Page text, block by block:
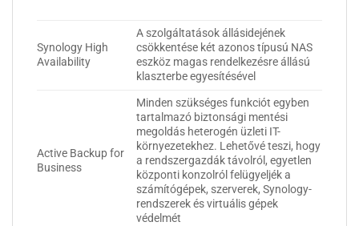
Synology High
Availability
A szolgáltatások állásidejének
csökkentése két azonos típusú NAS
eszköz magas rendelkezésre állású
klaszterbe egyesítésével
Active Backup for
Business
Minden szükséges funkciót egyben
tartalmazó biztonsági mentési
megoldás heterogén üzleti IT-
környezetekhez. Lehetővé teszi, hogy
a rendszergazdák távolról, egyetlen
központi konzolról felügyeljék a
számítógépek, szerverek, Synology-
rendszerek és virtuális gépek
védelmét